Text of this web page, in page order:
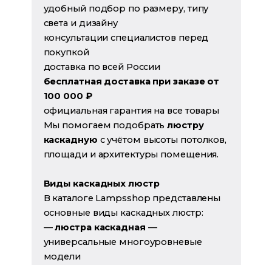
удобный подбор по размеру, типу
света и дизайну
консультации специалистов перед
покупкой
доставка по всей России
бесплатная доставка при заказе от
100 000 ₽
официальная гарантия на все товары
Мы помогаем подобратьлюстру
каскадную с учётом высоты потолков,
площади и архитектуры помещения.
Виды каскадных люстр
В каталоге Lampsshop представлены
основные виды каскадных люстр:
—люстра каскадная —
универсальные многоуровневые
модели